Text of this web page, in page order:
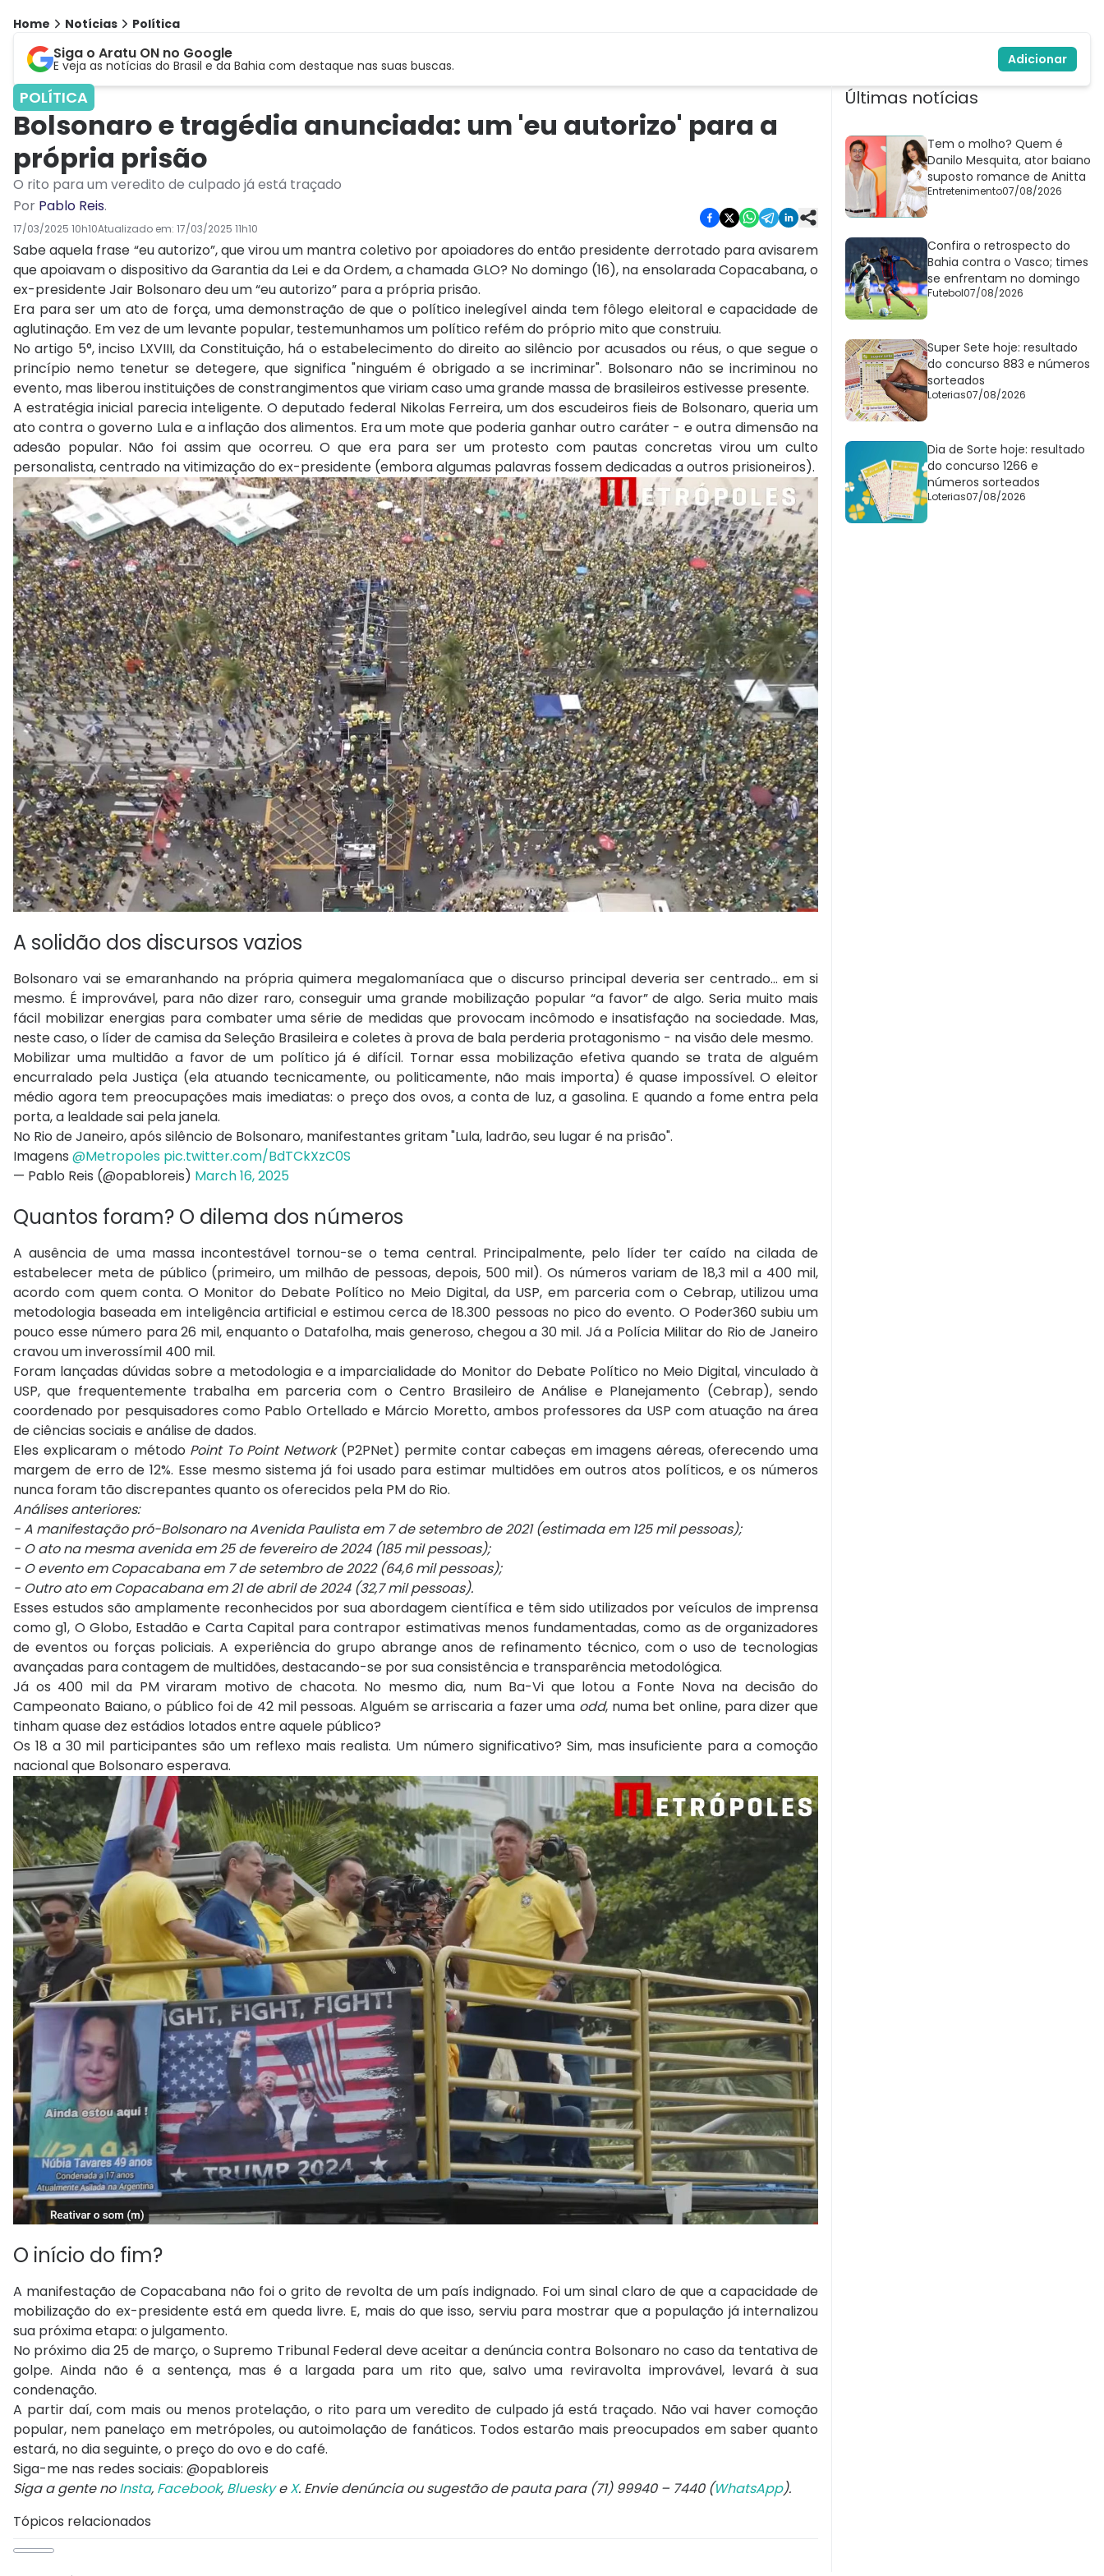
Home Notícias Política
Siga o Aratu ON no Google
E veja as notícias do Brasil e da Bahia com destaque nas suas buscas. Adicionar
POLÍTICA
Bolsonaro e tragédia anunciada: um 'eu autorizo' para a
própria prisão
O rito para um veredito de culpado já está traçado
Por Pablo Reis.
17/03/2025 10h10Atualizado em: 17/03/2025 11h10
Sabe aquela frase “eu autorizo”, que virou um mantra coletivo por apoiadores do então presidente derrotado para avisarem
que apoiavam o dispositivo da Garantia da Lei e da Ordem, a chamada GLO? No domingo (16), na ensolarada Copacabana, o
ex-presidente Jair Bolsonaro deu um “eu autorizo” para a própria prisão.
Era para ser um ato de força, uma demonstração de que o político inelegível ainda tem fôlego eleitoral e capacidade de
aglutinação. Em vez de um levante popular, testemunhamos um político refém do próprio mito que construiu.
No artigo 5°, inciso LXVIII, da Constituição, há o estabelecimento do direito ao silêncio por acusados ou réus, o que segue o
princípio nemo tenetur se detegere, que significa "ninguém é obrigado a se incriminar". Bolsonaro não se incriminou no
evento, mas liberou instituições de constrangimentos que viriam caso uma grande massa de brasileiros estivesse presente.
A estratégia inicial parecia inteligente. O deputado federal Nikolas Ferreira, um dos escudeiros fieis de Bolsonaro, queria um
ato contra o governo Lula e a inflação dos alimentos. Era um mote que poderia ganhar outro caráter - e outra dimensão na
adesão popular. Não foi assim que ocorreu. O que era para ser um protesto com pautas concretas virou um culto
personalista, centrado na vitimização do ex-presidente (embora algumas palavras fossem dedicadas a outros prisioneiros).
A solidão dos discursos vazios
Bolsonaro vai se emaranhando na própria quimera megalomaníaca que o discurso principal deveria ser centrado… em si
mesmo. É improvável, para não dizer raro, conseguir uma grande mobilização popular “a favor” de algo. Seria muito mais
fácil mobilizar energias para combater uma série de medidas que provocam incômodo e insatisfação na sociedade. Mas,
neste caso, o líder de camisa da Seleção Brasileira e coletes à prova de bala perderia protagonismo - na visão dele mesmo.
Mobilizar uma multidão a favor de um político já é difícil. Tornar essa mobilização efetiva quando se trata de alguém
encurralado pela Justiça (ela atuando tecnicamente, ou politicamente, não mais importa) é quase impossível. O eleitor
médio agora tem preocupações mais imediatas: o preço dos ovos, a conta de luz, a gasolina. E quando a fome entra pela
porta, a lealdade sai pela janela.
No Rio de Janeiro, após silêncio de Bolsonaro, manifestantes gritam "Lula, ladrão, seu lugar é na prisão".
Imagens @Metropoles pic.twitter.com/BdTCkXzC0S
— Pablo Reis (@opabloreis) March 16, 2025
Quantos foram? O dilema dos números
A ausência de uma massa incontestável tornou-se o tema central. Principalmente, pelo líder ter caído na cilada de
estabelecer meta de público (primeiro, um milhão de pessoas, depois, 500 mil). Os números variam de 18,3 mil a 400 mil,
acordo com quem conta. O Monitor do Debate Político no Meio Digital, da USP, em parceria com o Cebrap, utilizou uma
metodologia baseada em inteligência artificial e estimou cerca de 18.300 pessoas no pico do evento. O Poder360 subiu um
pouco esse número para 26 mil, enquanto o Datafolha, mais generoso, chegou a 30 mil. Já a Polícia Militar do Rio de Janeiro
cravou um inverossímil 400 mil.
Foram lançadas dúvidas sobre a metodologia e a imparcialidade do Monitor do Debate Político no Meio Digital, vinculado à
USP, que frequentemente trabalha em parceria com o Centro Brasileiro de Análise e Planejamento (Cebrap), sendo
coordenado por pesquisadores como Pablo Ortellado e Márcio Moretto, ambos professores da USP com atuação na área
de ciências sociais e análise de dados.
Eles explicaram o método Point To Point Network(P2PNet) permite contar cabeças em imagens aéreas, oferecendo uma
margem de erro de 12%. Esse mesmo sistema já foi usado para estimar multidões em outros atos políticos, e os números
nunca foram tão discrepantes quanto os oferecidos pela PM do Rio.
Análises anteriores:
- A manifestação pró-Bolsonaro na Avenida Paulista em 7 de setembro de 2021 (estimada em 125 mil pessoas);
- O ato na mesma avenida em 25 de fevereiro de 2024 (185 mil pessoas);
- O evento em Copacabana em 7 de setembro de 2022 (64,6 mil pessoas);
- Outro ato em Copacabana em 21 de abril de 2024 (32,7 mil pessoas).
Esses estudos são amplamente reconhecidos por sua abordagem científica e têm sido utilizados por veículos de imprensa
como g1, O Globo, Estadão e Carta Capital para contrapor estimativas menos fundamentadas, como as de organizadores
de eventos ou forças policiais. A experiência do grupo abrange anos de refinamento técnico, com o uso de tecnologias
avançadas para contagem de multidões, destacando-se por sua consistência e transparência metodológica.
Já os 400 mil da PM viraram motivo de chacota. No mesmo dia, num Ba-Vi que lotou a Fonte Nova na decisão do
Campeonato Baiano, o público foi de 42 mil pessoas. Alguém se arriscaria a fazer uma odd, numa bet online, para dizer que
tinham quase dez estádios lotados entre aquele público?
Os 18 a 30 mil participantes são um reflexo mais realista. Um número significativo? Sim, mas insuficiente para a comoção
nacional que Bolsonaro esperava.
O início do fim?
A manifestação de Copacabana não foi o grito de revolta de um país indignado. Foi um sinal claro de que a capacidade de
mobilização do ex-presidente está em queda livre. E, mais do que isso, serviu para mostrar que a população já internalizou
sua próxima etapa: o julgamento.
No próximo dia 25 de março, o Supremo Tribunal Federal deve aceitar a denúncia contra Bolsonaro no caso da tentativa de
golpe. Ainda não é a sentença, mas é a largada para um rito que, salvo uma reviravolta improvável, levará à sua
condenação.
A partir daí, com mais ou menos protelação, o rito para um veredito de culpado já está traçado. Não vai haver comoção
popular, nem panelaço em metrópoles, ou autoimolação de fanáticos. Todos estarão mais preocupados em saber quanto
estará, no dia seguinte, o preço do ovo e do café.
Siga-me nas redes sociais: @opabloreis
Siga a gente noInsta, Facebook, BlueskyeX. Envie denúncia ou sugestão de pauta para (71) 99940 – 7440 (WhatsApp).
Tópicos relacionados
Últimas notícias
Tem o molho? Quem é
Danilo Mesquita, ator baiano
suposto romance de Anitta
Entretenimento07/08/2026
Confira o retrospecto do
Bahia contra o Vasco; times
se enfrentam no domingo
Futebol07/08/2026
Super Sete hoje: resultado
do concurso 883 e números
sorteados
Loterias07/08/2026
Dia de Sorte hoje: resultado
do concurso 1266 e
números sorteados
Loterias07/08/2026